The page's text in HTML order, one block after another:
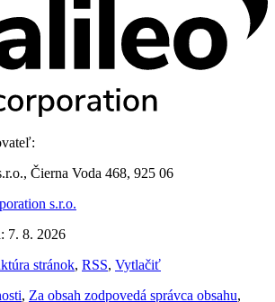
Čierna Voda 468, 925 06
s.r.o.
7. 8. 2026
stránok, RSS, Vytlačiť
, Za obsah zodpovedá správca obsahu,